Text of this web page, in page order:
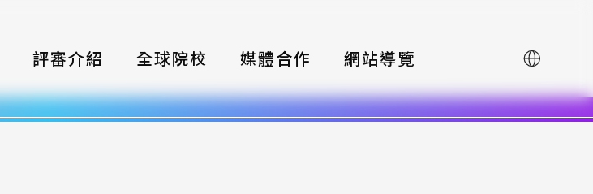
評審介紹 全球院校 媒體合作 網站導覽 English